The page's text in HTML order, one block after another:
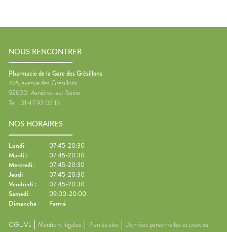
NOUS RENCONTRER
Pharmacie de la Gare des Grésillons
276, avenue des Grésillons
92600 Asnières-sur-Seine
Tel : 01 47 93 03 15
NOS HORAIRES
Lundi :
07:45-20:30
Mardi :
07:45-20:30
Mercredi :
07:45-20:30
Jeudi :
07:45-20:30
Vendredi :
07:45-20:30
Samedi :
09:00-20:00
Dimanche : Fermé
CGUVL Mentions légales Plan du site Données personnelles et cookies